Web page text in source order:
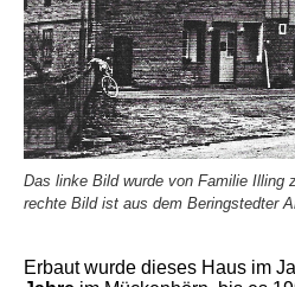
Das linke Bild wurde von Familie Illing
rechte Bild ist aus dem Beringstedter
Erbaut wurde dieses Haus im